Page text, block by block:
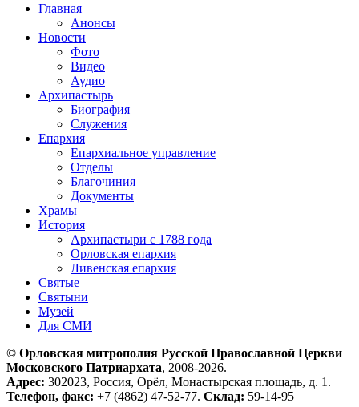
Главная
Анонсы
Новости
Фото
Видео
Аудио
Архипастырь
Биография
Служения
Епархия
Епархиальное управление
Отделы
Благочиния
Документы
Храмы
История
Архипастыри с 1788 года
Орловская епархия
Ливенская епархия
Святые
Святыни
Музей
Для СМИ
© Орловская митрополия Русской Православной Церкви
Московского Патриархата, 2008-2026.
Адрес: 302023, Россия, Орёл, Монастырская площадь, д. 1.
Телефон, факс: +7 (4862) 47-52-77. Склад: 59-14-95